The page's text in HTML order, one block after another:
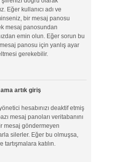
Eğer kullanıcı adı ve
bir mesaj panosu
mesaj panosundan
emin olun. Eğer sorun bu
panosu için yanlış ayar
gerekebilir.
artık giriş
hesabınızı deaktif etmiş
mesaj panoları veritabanını
mesaj göndermeyen
silerler. Eğer bu olmuşsa,
tartışmalara katılın.